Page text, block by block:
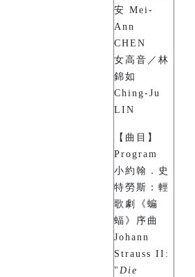
安 Mei-
Ann
CHEN
女高音／林
錦如
Ching-Ju
LIN
【曲目】
Program
小約翰．史
特勞斯：輕
歌劇《蝙
蝠》序曲
Johann
Strauss II:
" Die